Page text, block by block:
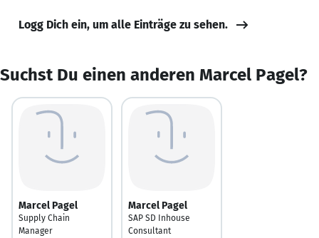
Logg Dich ein, um alle Einträge zu sehen.
Suchst Du einen anderen Marcel Pagel?
Marcel Pagel
Supply Chain
Manager
Marcel Pagel
SAP SD Inhouse
Consultant